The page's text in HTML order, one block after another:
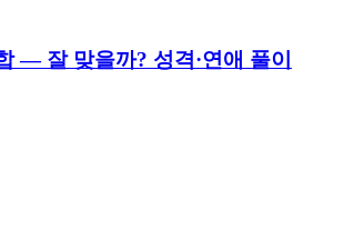
— 잘 맞을까? 성격·연애 풀이